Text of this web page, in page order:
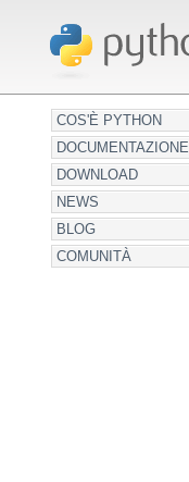
COS'È PYTHON
DOCUMENTAZIONE
DOWNLOAD
NEWS
BLOG
COMUNITÀ